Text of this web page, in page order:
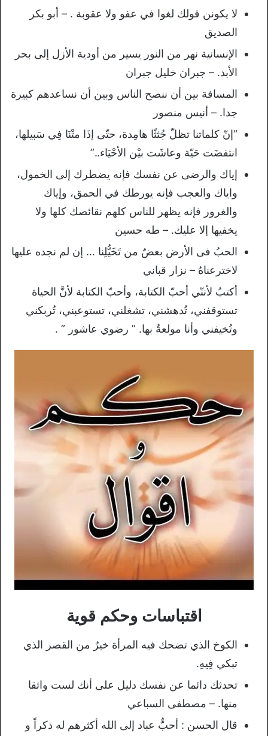
لا يكونن قولك لغوا في عفو ولا عقوبة . – أبو بكر
الصديق
الإنسانية نهر من النور يسير من أودية الأزل إلى بحر
الأبد. – جبران خليل جبران
المسافة بين أن ننصح الناس وبين أن نساعدهم كبيرة
جدا. – أنيس منصور
“إنّ كلماتنا تظلّ جُثثًا هامِدة، حتّى إذَا متْنَا فِي سَبيلها،
انتفضَت حَيّة وعاشَت بيْن الأحْيَاء..”
إياك والرضى عن نفسك فإنه يضطرك إلى الخمول،
واياك والعجب فإنه يورطك في الحمق، وإياك
والغرور فإنه يظهر للناس كلهم نقائصك كلها ولا
يخفيها إلا عليك. – طه حسين
الحبُ فى الأرض بعضٌ من تَخَيُّلِنا … إن لم نجده عليها
لاخترعناهُ – نزار قباني
أكتبُ لأننّي أحبّ الكتابة، وأحبّ الكتابة لأنَّ الحياة
تستوقفني، تُدهشني، تشغلني، تستوعبني، تُربكني
وتُخيفني وأنا مولعةٌ بها. ” رضوي عاشور ” .
اقتباسات وحكم قوية
الكوخ الذي تضحك فيه المرأة خيرٌ من القصر الذي
تبكي فِيهِ.
تحدثك دائما عن نفسك دليل على أنك لست واثقا
منها. – مصطفى السباعي
قال الحسن : أحبٌّ عباد إلى الله أكثرهم له ذكراً و